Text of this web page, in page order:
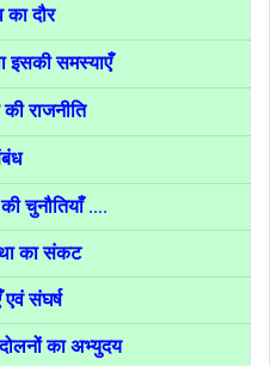
दौर
इसकी समस्याएँ
राजनीति
चुनौतियाँ ….
का संकट
एवं संघर्ष
का अभ्युदय